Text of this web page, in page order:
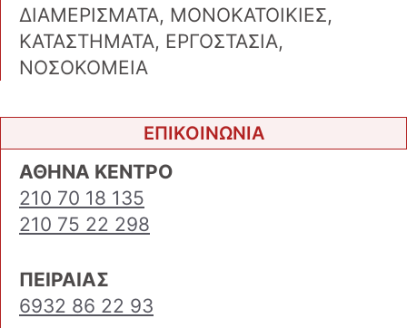
ΔΙΑΜΕΡΙΣΜΑΤΑ, ΜΟΝΟΚΑΤΟΙΚΙΕΣ,
ΚΑΤΑΣΤΗΜΑΤΑ, ΕΡΓΟΣΤΑΣΙΑ,
ΝΟΣΟΚΟΜΕΙΑ
ΕΠΙΚΟΙΝΩΝΙΑ
ΑΘΗΝΑ ΚΕΝΤΡΟ
210 70 18 135
210 75 22 298
ΠΕΙΡΑΙΑΣ
6932 86 22 93